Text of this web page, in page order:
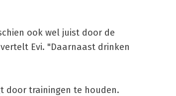
ook wel juist door de
Evi. "Daarnaast drinken
door trainingen te houden.